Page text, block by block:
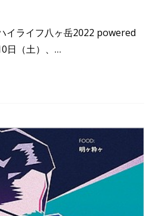
イライフ八ヶ岳2022 powered
日（土）、…